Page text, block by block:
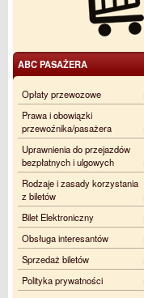
ABC PASAŻERA
Opłaty przewozowe
Prawa i obowiązki
przewoźnika/pasażera
Uprawnienia do przejazdów
bezpłatnych i ulgowych
Rodzaje i zasady korzystania
z biletów
Bilet Elektroniczny
Obsługa interesantów
Sprzedaż biletów
Polityka prywatności